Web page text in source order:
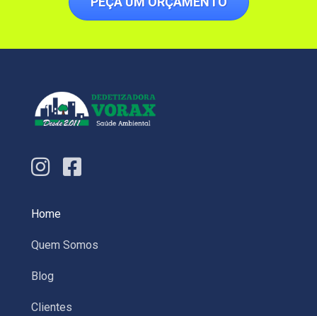
Home
Quem Somos
Blog
Clientes